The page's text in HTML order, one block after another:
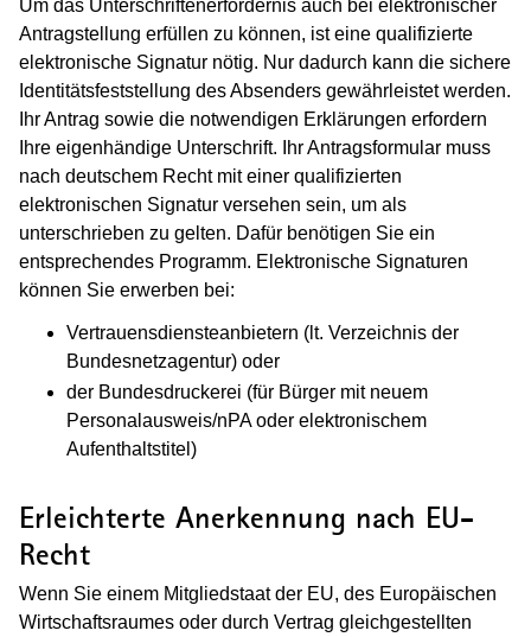
Um das Unterschriftenerfordernis auch bei elektronischer
Antragstellung erfüllen zu können, ist eine qualifizierte
elektronische Signatur nötig. Nur dadurch kann die sichere
Identitätsfeststellung des Absenders gewährleistet werden.
Ihr Antrag sowie die notwendigen Erklärungen erfordern
Ihre eigenhändige Unterschrift. Ihr Antragsformular muss
nach deutschem Recht mit einer qualifizierten
elektronischen Signatur versehen sein, um als
unterschrieben zu gelten. Dafür benötigen Sie ein
entsprechendes Programm. Elektronische Signaturen
können Sie erwerben bei:
Vertrauensdiensteanbietern (lt. Verzeichnis der
Bundesnetzagentur) oder
der Bundesdruckerei (für Bürger mit neuem
Personalausweis/nPA oder elektronischem
Aufenthaltstitel)
Erleichterte Anerkennung nach EU-
Recht
Wenn Sie einem Mitgliedstaat der EU, des Europäischen
Wirtschaftsraumes oder durch Vertrag gleichgestellten